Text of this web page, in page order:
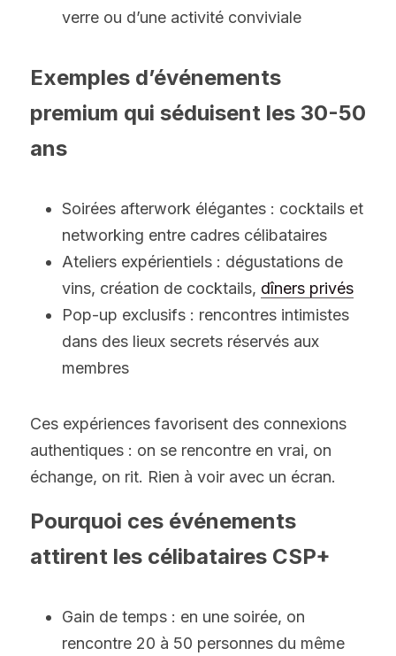
verre ou d’une activité conviviale
Exemples d’événements
premium qui séduisent les 30-50
ans
Soirées afterwork élégantes : cocktails et
networking entre cadres célibataires
Ateliers expérientiels : dégustations de
vins, création de cocktails, dîners privés
Pop-up exclusifs : rencontres intimistes
dans des lieux secrets réservés aux
membres
Ces expériences favorisent des connexions
authentiques : on se rencontre en vrai, on
échange, on rit. Rien à voir avec un écran.
Pourquoi ces événements
attirent les célibataires CSP+
Gain de temps : en une soirée, on
rencontre 20 à 50 personnes du même